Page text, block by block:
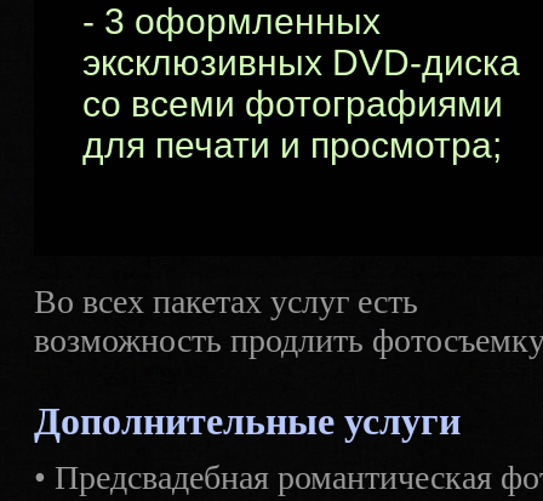
- 3 оформленных
эксклюзивных DVD-диска
со всеми фотографиями
для печати и просмотра;
Во всех пакетах услуг есть
возможность продлить
Дополнительные услуги
• Предсвадебная романтическая